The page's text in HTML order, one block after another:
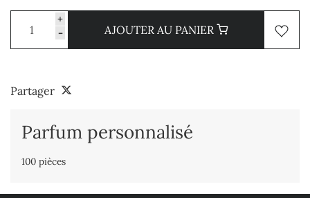
+
-
AJOUTER AU PANIER
Partager
Parfum personnalisé
100 pièces